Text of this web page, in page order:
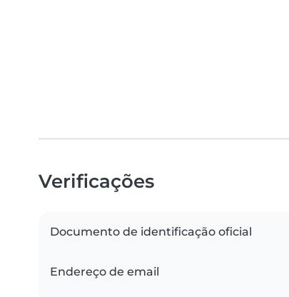
Verificações
Documento de identificação oficial
Endereço de email